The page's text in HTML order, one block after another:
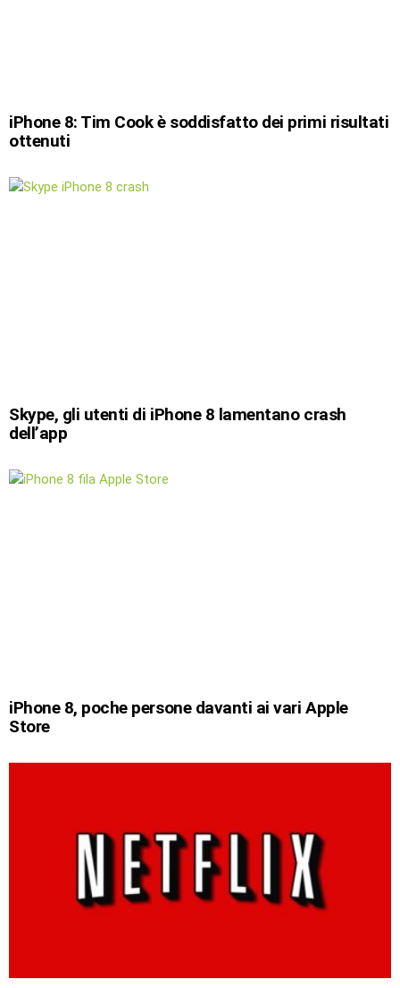
iPhone 8: Tim Cook è soddisfatto dei primi risultati
ottenuti
Skype, gli utenti di iPhone 8 lamentano crash
dell’app
iPhone 8, poche persone davanti ai vari Apple
Store